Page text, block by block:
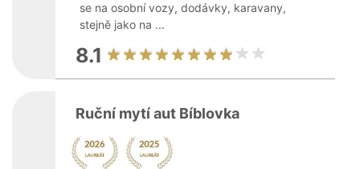
se na osobní vozy, dodávky, karavany,
stejně jako na ...
8.1
Ruční mytí aut Bíblovka